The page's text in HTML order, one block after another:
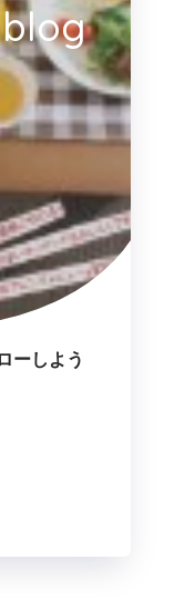
ーしよう